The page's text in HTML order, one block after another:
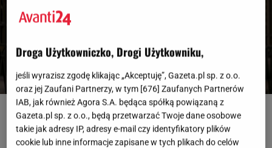
fot. Instagram @fashion_jackson
OTWÓRZ GALERIĘ(3)
Droga Użytkowniczko, Drogi Użytkowniku,
jeśli wyrazisz zgodę klikając „Akceptuję”, Gazeta.pl sp. z o.o.
oraz jej Zaufani Partnerzy, w tym [676] Zaufanych Partnerów
IAB, jak również Agora S.A. będąca spółką powiązaną z
Gazeta.pl sp. z o.o., będą przetwarzać Twoje dane osobowe
takie jak adresy IP, adresy e-mail czy identyfikatory plików
cookie lub inne informacje zapisane w tych plikach do celów